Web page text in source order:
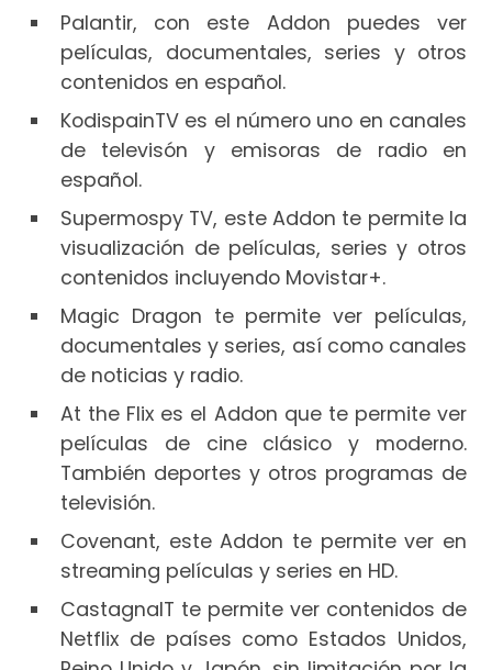
Palantir, con este Addon puedes ver
películas, documentales, series y otros
contenidos en español.
KodispainTV es el número uno en canales
de televisón y emisoras de radio en
español.
Supermospy TV, este Addon te permite la
visualización de películas, series y otros
contenidos incluyendo Movistar+.
Magic Dragon te permite ver películas,
documentales y series, así como canales
de noticias y radio.
At the Flix es el Addon que te permite ver
películas de cine clásico y moderno.
También deportes y otros programas de
televisión.
Covenant, este Addon te permite ver en
streaming películas y series en HD.
CastagnaIT te permite ver contenidos de
Netflix de países como Estados Unidos,